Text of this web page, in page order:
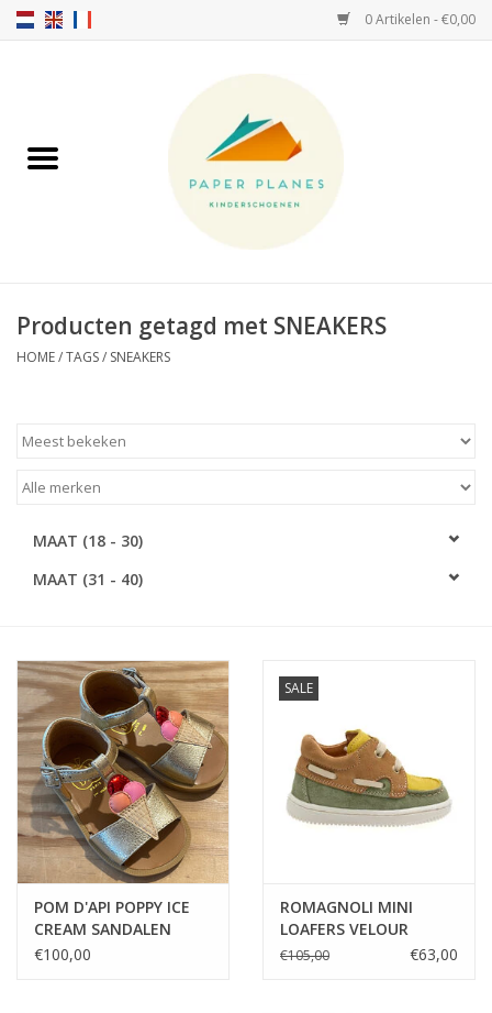
0 Artikelen - €0,00
FW26-27
HELLO HOSSY petten
JEUNE PREMIER
SOFTSOLES
Cadeaubonnen
METEN IS WETEN!
#MYCLIENTSARETHECUTEST
Producten getagd met SNEAKERS
HOME/TAGS/ SNEAKERS
MAAT (18 - 30)
MAAT (31 - 40)
POM D'API POPPY ICE
CREAM SANDALEN
GESP
€100,00
SALE
ROMAGNOLI MINI
LOAFERS VELOUR
LIMONE
€105,00 €63,00